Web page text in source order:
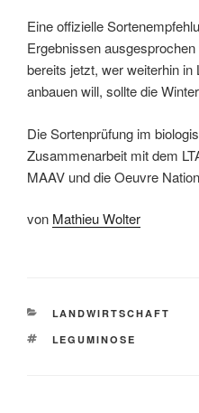
Eine offizielle
Ergebnissen
bereits jetzt, wer weiterhin
anbauen will, sollte die
Die Sortenprüfung im
Zusammenarbeit mit dem
MAAV und die Oeuvre
von Mathieu Wolter
KATEGORIEN
LANDWIRTSCHAFT
SCHLAGWÖRTER
LEGUMINOSE